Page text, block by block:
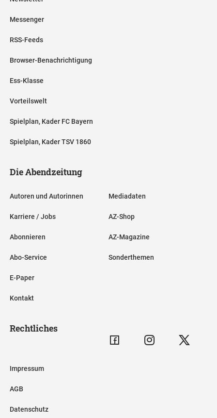
Messenger
RSS-Feeds
Browser-Benachrichtigung
Ess-Klasse
Vorteilswelt
Spielplan, Kader FC Bayern
Spielplan, Kader TSV 1860
Die Abendzeitung
Autoren und Autorinnen
Karriere / Jobs
Abonnieren
Abo-Service
E-Paper
Kontakt
Mediadaten
AZ-Shop
AZ-Magazine
Sonderthemen
Rechtliches
Impressum
AGB
Datenschutz